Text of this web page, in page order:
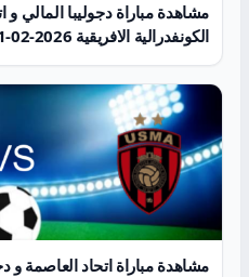
مشاهدة مباراة دجوليبا المالي
الكونفدرالية الافريقية 2026-02-01 | كورة لايف
مشاهدة مباراة اتحاد العاصمة و